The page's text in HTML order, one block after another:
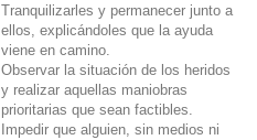
Tranquilizarles y permanecer junto a
ellos, explicándoles que la ayuda
viene en camino.
Observar la situación de los heridos
y realizar aquellas maniobras
prioritarias que sean factibles.
Impedir que alguien, sin medios ni